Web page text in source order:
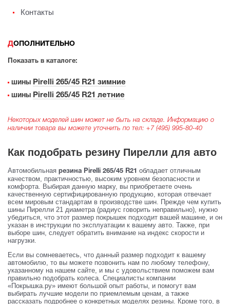
Контакты
ДОПОЛНИТЕЛЬНО
Показать в каталоге:
шины Pirelli 265/45 R21 зимние
шины Pirelli 265/45 R21 летние
Некоторых моделей шин может не быть на складе. Информацию о
наличии товара вы можете уточнить по тел: +7 (495) 995-80-40
Как подобрать резину Пирелли для авто
Автомобильная резина Pirelli 265/45 R21 обладает отличным
качеством, практичностью, высоким уровнем безопасности и
комфорта. Выбирая данную марку, вы приобретаете очень
качественную сертифицированную продукцию, которая отвечает
всем мировым стандартам в производстве шин. Прежде чем купить
шины Пирелли 21 диаметра (радиус говорить неправильно), нужно
убедиться, что этот размер покрышек подходит вашей машине, и он
указан в инструкции по эксплуатации к вашему авто. Также, при
выборе шин, следует обратить внимание на индекс скорости и
нагрузки.
Если вы сомневаетесь, что данный размер подходит к вашему
автомобилю, то вы можете позвонить нам по любому телефону,
указанному на нашем сайте, и мы с удовольствием поможем вам
правильно подобрать колеса. Специалисты компании
«Покрышка.ру» имеют большой опыт работы, и помогут вам
выбирать лучшие модели по приемлемым ценам, а также
рассказать подробнее о конкретных моделях резины. Кроме того, в